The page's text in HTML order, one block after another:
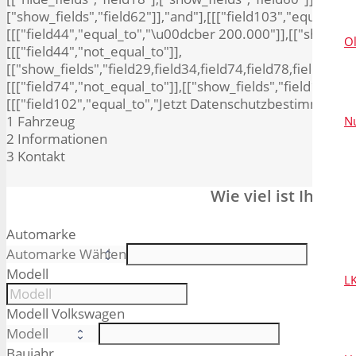
[[["field44","equal_to","\u00dcber
[[["field44","not_equal_to"]],
[[["field102","equal_to","Jetzt
1 Fahrzeug
2 Informationen
3 Kontakt
Wie viel ist Ihr VW
Automarke
Modell
Modell Volkswagen